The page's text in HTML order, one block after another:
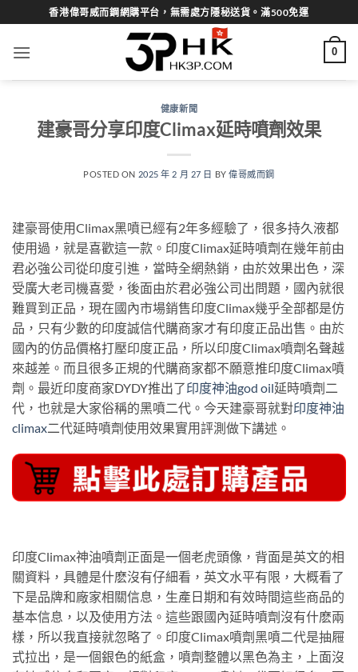
to
content
香港偉哥威而鋼網購平台，無需處方隱秘送貨。滿500免運
0
健康新聞
建豪哥分享印度Climax延時噴劑效果
POSTED ON 2025 年 2 月 27 日 BY偉哥威而鋼
建豪哥使用Climax黑噴已經有2年多經驗了，很多持久液都
使用過，就是喜歡這一款。印度Climax延時噴劑在幾年前由
君必強公司從印度引進，當時全網熱銷，由於效果出色，深
受廣大老司機喜愛，後面由於君必強公司出問題，國內就很
難買到正品，現在國內市場銷售印度Climax幾乎全部都是仿
品，只有少數的印度誠信代購商家才有印度正品出售。由於
國內的仿品價格打壓印度正品，所以印度Climax噴劑名聲越
來越差。而且很多正規的代購商家都不願意推印度Climax噴
劑。最近印度商家DYDY推出了印度神油god oil延時噴劑二
代，也就是大家俗稱的黑噴二代。今天建豪哥就對印度神油
climax二代延時噴劑使用效果實用評測做下講述。
印度Climax神油噴劑正面是一個老虎頭像，背面是英文的相
關資料，具體是什麽沒有仔細看，英文水平有限，大概看了
下是品牌和廠家相關信息，生產日期和有效時間這些商品的
基本信息，以及使用方法。這些跟國內延時噴劑沒有什麽兩
樣，所以我直接就忽略了。印度Climax噴劑黑噴二代是抽屜
式拉出，是一個銀色的紙盒，噴劑整體以黑色為主，上面沒